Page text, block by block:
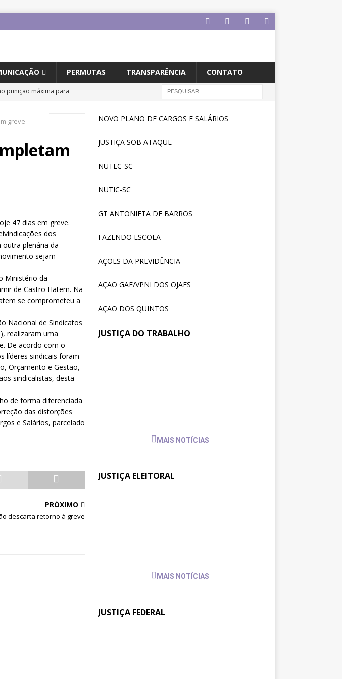
PERMUTAS TRANSPARÊNCIA CONTATO
punição máxima para
disponíveis
Racismo e
do Sintrajusc
greve
47 dias em greve.
dos
outra plenária da
sejam
Ministério da
de Castro Hatem. Na
se comprometeu a
Nacional de Sindicatos
realizaram uma
De acordo com o
líderes sindicais foram
Orçamento e Gestão,
sindicalistas, desta
de forma diferenciada
das distorções
e Salários, parcelado
PRÓXIMO
descarta retorno à greve
NOVO PLANO DE CARGOS E SALÁRIOS
JUSTIÇA SOB ATAQUE
NUTEC-SC
NUTIC-SC
GT ANTONIETA DE BARROS
FAZENDO ESCOLA
AÇOES DA PREVIDÊNCIA
AÇAO GAE/VPNI DOS OJAFS
AÇÃO DOS QUINTOS
JUSTIÇA DO TRABALHO
MAIS NOTÍCIAS
JUSTIÇA ELEITORAL
MAIS NOTÍCIAS
JUSTIÇA FEDERAL